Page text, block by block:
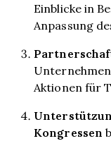
Einblicke in
Anpassung
Aktionen für
Kongressen